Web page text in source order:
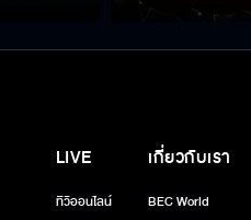
LIVE
ทีวีออนไลน์
เกี่ยวกับเรา
BEC World